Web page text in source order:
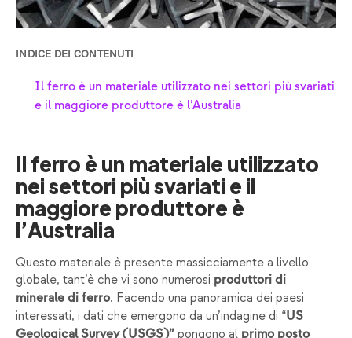
INDICE DEI CONTENUTI
Il ferro è un materiale utilizzato nei settori più svariati
e il maggiore produttore è l’Australia
Il ferro è un materiale utilizzato
nei settori più svariati e il
maggiore produttore è
l’Australia
Questo materiale è presente massicciamente a livello
globale, tant’è che vi sono numerosi produttori di
minerale di ferro. Facendo una panoramica dei paesi
interessati, i dati che emergono da un’indagine di “US
Geological Survey (USGS)” pongono al primo posto